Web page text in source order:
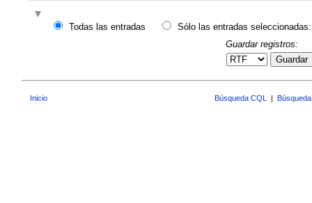
Todas las entradas
Sólo las entradas seleccionadas:
Guardar registros:
Guardar
Inicio Búsqueda CQL